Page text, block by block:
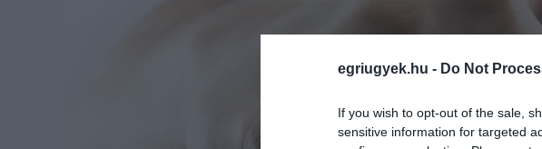
egriugyek.hu - Do Not
If you wish to opt-out of the sale,
sensitive information for targeted